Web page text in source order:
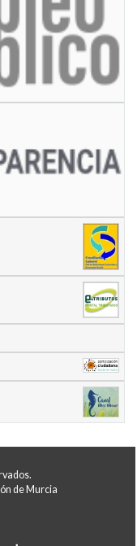
de Murcia